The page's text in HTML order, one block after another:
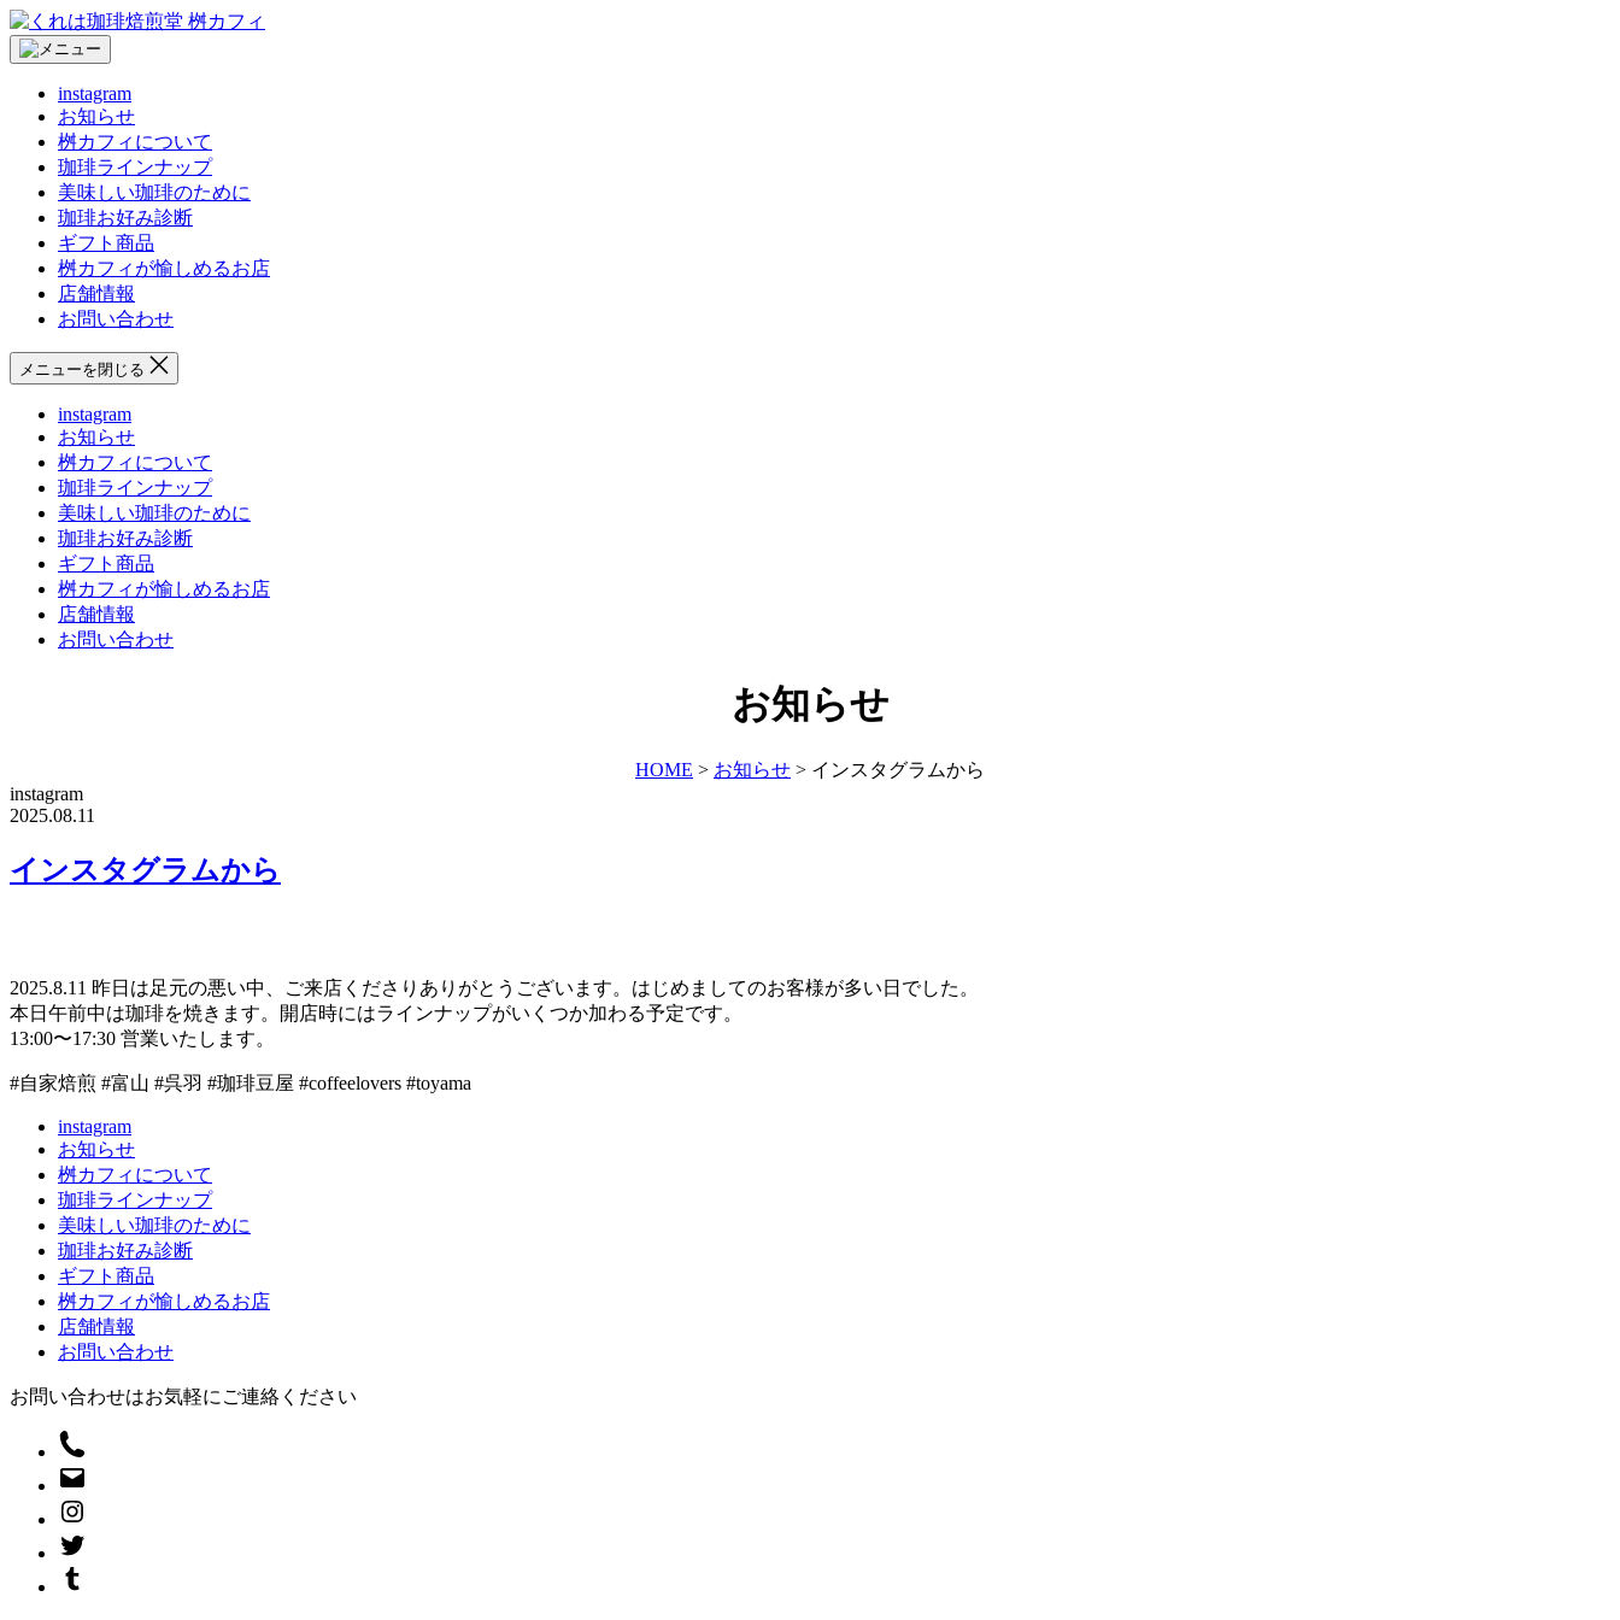
コ
ン
テ
フ
instagram
お知らせ
桝カフィについて
珈琲ラインナップ
美味しい珈琲のために
珈琲お好み診断
ギフト商品
桝カフィが愉しめるお店
店舗情報
お問い合わせ
メニューを閉じる
instagram
お知らせ
桝カフィについて
珈琲ラインナップ
美味しい珈琲のために
珈琲お好み診断
ギフト商品
桝カフィが愉しめるお店
店舗情報
お問い合わせ
お知らせ
HOME > お知らせ > インスタグラムから
instagram
2025.08.11
インスタグラムから
2025.8.11 昨日は足元の悪い中、ご来店くださりありがとうございます。はじめましてのお客様が多い日でした。
本日午前中は珈琲を焼きます。開店時にはラインナップがいくつか加わる予定です。
13:00〜17:30 営業いたします。
#自家焙煎 #富山 #呉羽 #珈琲豆屋 #coffeelovers #toyama
instagram
お知らせ
桝カフィについて
珈琲ラインナップ
美味しい珈琲のために
珈琲お好み診断
ギフト商品
桝カフィが愉しめるお店
店舗情報
お問い合わせ
お問い合わせはお気軽にご連絡ください